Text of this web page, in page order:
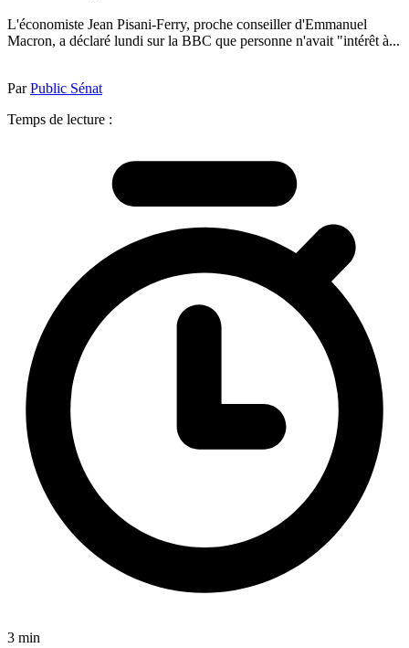
L'économiste Jean Pisani-Ferry, proche conseiller d'Emmanuel
Macron, a déclaré lundi sur la BBC que personne n'avait "intérêt à...
ParPublic Sénat
Temps de lecture :
3 min